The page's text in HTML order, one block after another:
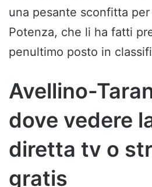
una pesante sconfitta
Potenza, che li ha fatti
penultimo posto in
Avellino-
dove vedere
diretta tv o
gratis